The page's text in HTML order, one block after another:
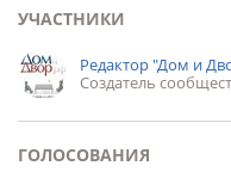
УЧАСТНИКИ
Редактор "Дом и
Создатель
ГОЛОСОВАНИЯ